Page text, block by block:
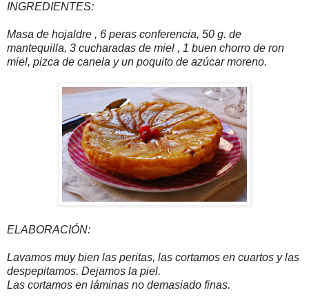
INGREDIENTES:
Masa de hojaldre , 6 peras conferencia, 50 g. de
mantequilla, 3 cucharadas de miel , 1 buen chorro de ron
miel, pizca de canela y un poquito de azúcar moreno.
ELABORACIÓN:
Lavamos muy bien las peritas, las cortamos en cuartos y las
despepitamos. Dejamos la piel.
Las cortamos en láminas no demasiado finas.